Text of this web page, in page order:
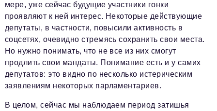
мере, уже сейчас будущие участники гонки
проявляют к ней интерес. Некоторые действующие
депутаты, в частности, повысили активность в
соцсетях, очевидно стремясь сохранить свои места.
Но нужно понимать, что не все из них смогут
продлить свои мандаты. Понимание есть и у самих
депутатов: это видно по несколько истерическим
заявлениям некоторых парламентариев.
В целом, сейчас мы наблюдаем период затишья